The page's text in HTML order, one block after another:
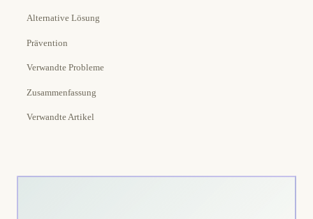
Alternative Lösung
Prävention
Verwandte Probleme
Zusammenfassung
Verwandte Artikel